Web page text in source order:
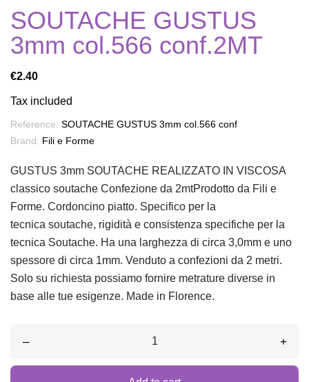
SOUTACHE GUSTUS
3mm col.566 conf.2MT
€2.40
Tax included
Reference: SOUTACHE GUSTUS 3mm col.566 conf
Brand: Fili e Forme
GUSTUS 3mm SOUTACHE REALIZZATO IN VISCOSA
classico soutache Confezione da 2mtProdotto da Fili e
Forme. Cordoncino piatto. Specifico per la
tecnica soutache, rigidità e consistenza specifiche per la
tecnica Soutache. Ha una larghezza di circa 3,0mm e uno
spessore di circa 1mm. Venduto a confezioni da 2 metri.
Solo su richiesta possiamo fornire metrature diverse in
base alle tue esigenze. Made in Florence.
– +